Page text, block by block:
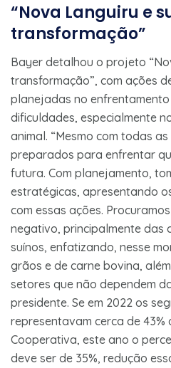
“Nova Languiru e
transformação”
Bayer detalhou o projeto
transformação”, com ações
planejadas no
dificuldades, especialmente
animal. “Mesmo com todas
preparados para enfrentar
futura. Com planejamento,
estratégicas, apresentando
com essas ações.
negativo, principalmente das
suínos, enfatizando, nesse
grãos e de carne bovina,
setores que não dependem
presidente. Se em 2022 os
representavam cerca de
Cooperativa, este ano o
deve ser de 35%, redução